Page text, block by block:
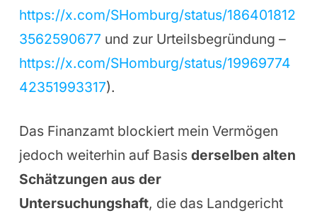
https://x.com/SHomburg/status/186401812
3562590677 und zur Urteilsbegründung –
https://x.com/SHomburg/status/19969774
42351993317).
Das Finanzamt blockiert mein Vermögen
jedoch weiterhin auf Basis derselben alten
Schätzungen aus der
Untersuchungshaft, die das Landgericht